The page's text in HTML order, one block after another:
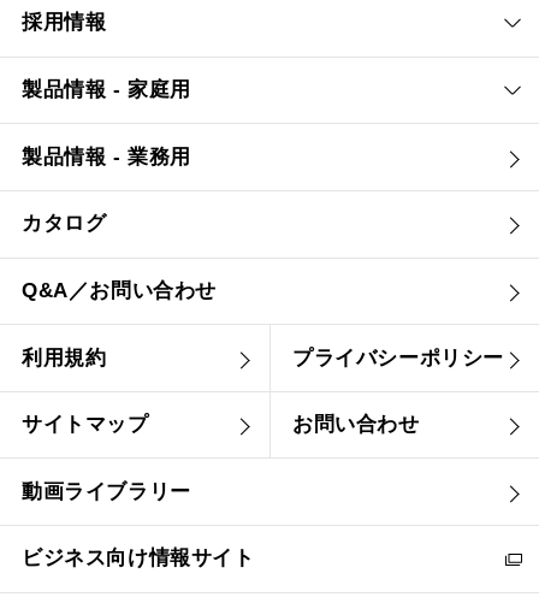
採用情報
製品情報 - 家庭用
製品情報 - 業務用
カタログ
Q&A／お問い合わせ
利用規約 プライバシーポリシー
サイトマップ お問い合わせ
動画ライブラリー
ビジネス向け情報サイト